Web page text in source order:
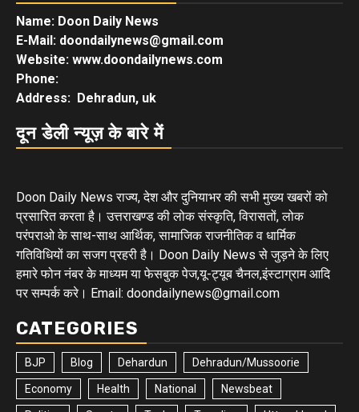
Name: Doon Daily News
E-Mail: doondailynews@gmail.com
Website: www.doondailynews.com
Phone:
Address: Dehradun, uk
दून डेली न्यूज़ के बारे में
Doon Daily News राज्य, देश और दुनियाभर की सभी मुख्य खबरों को
प्रसारित करता है। उत्तराखण्ड की लोक संस्कृति, विरासतों, लोक
परंपराओ के साथ-साथ आर्थिक, सामाजिक राजनीतिक व धार्मिक
गतिविधियों का सजग प्रहरी है। Doon Daily News से जुड़ने के लिए
हमारे फोन नंबर के माध्यम या फेसबुक पेज,यू-ट्यूब चैनल,इंस्टाग्राम आदि
पर सम्पर्क करे। Email: doondailynews@gmail.com
CATEGORIES
BJP Blog Dehardun Dehradun/Mussoorie
Economy Health National Newsbeat